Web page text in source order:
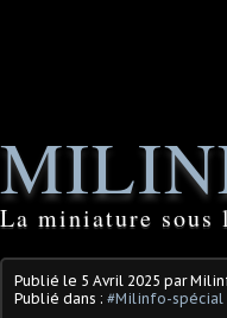
La miniature sous
Publié le 5 Avril 2025 par
Publié dans : #Milinfo-spécial